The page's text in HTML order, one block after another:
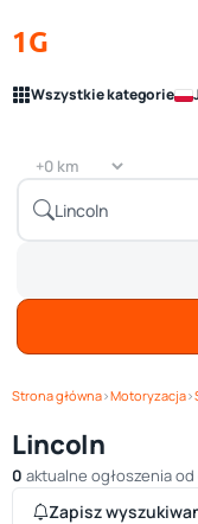
1G
Wszystkie kategorie
Strona główna›Motoryzacja›
Lincoln
0 aktualne ogłoszenia
Zapisz